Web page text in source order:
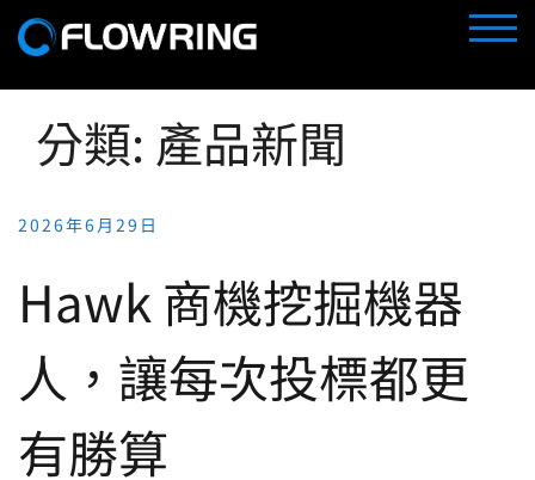
Skip
to
分類: 產品新聞
2026年6月29日
Hawk 商機挖掘機器
人，讓每次投標都更
有勝算